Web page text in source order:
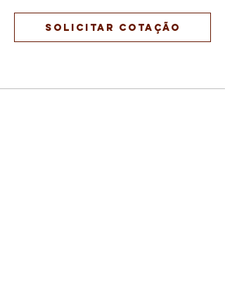
SOLICITAR COTAÇÃO